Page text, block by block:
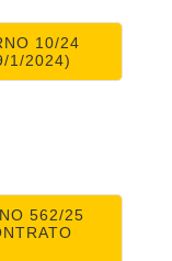
10/24
1/2024)
562/25